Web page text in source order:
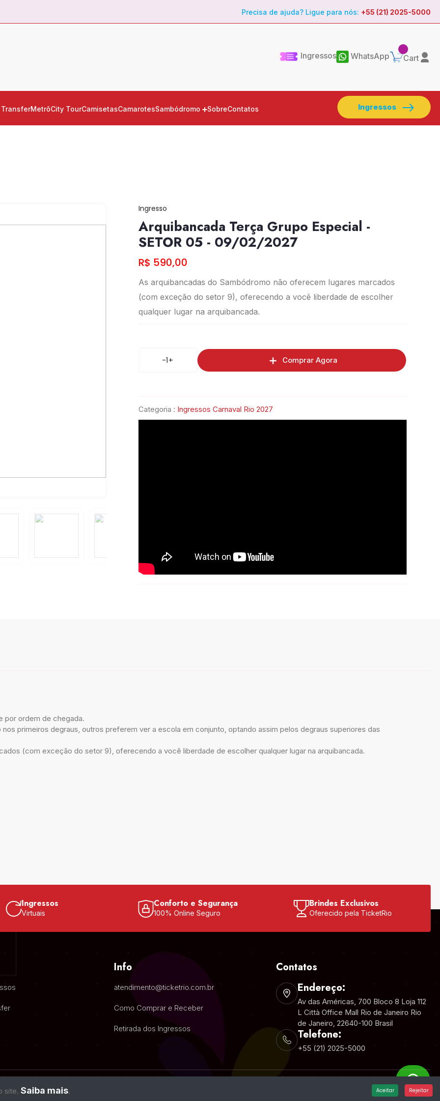
Precisa de ajuda? Ligue para nós: +55 (21) 2025-5000
Ingressos WhatsApp Cart
TransferMetrôCity TourCamisetasCamarotesSambódromo SobreContatos Ingressos
Ingresso
Arquibancada Terça Grupo Especial -
SETOR 05 - 09/02/2027
R$ 590,00
As arquibancadas do Sambódromo não oferecem lugares marcados
(com exceção do setor 9), oferecendo a você liberdade de escolher
qualquer lugar na arquibancada.
-1+ Comprar Agora
Categoria : Ingressos Carnaval Rio 2027
por ordem de chegada.
primeiros degraus, outros preferem ver a escola em conjunto, optando assim pelos degraus superiores das
(com exceção do setor 9), oferecendo a você liberdade de escolher qualquer lugar na arquibancada.
Ingressos
Virtuais
Conforto e Segurança
100% Online Seguro
Brindes Exclusivos
Oferecido pela TicketRio
Info
atendimento@ticketrio.com.br
Como Comprar e Receber
Retirada dos Ingressos
Contatos
Endereço:
Av das Américas, 700 Bloco 8 Loja 112
L Città Office Mall Rio de Janeiro Rio
de Janeiro, 22640-100 Brasil
Telefone:
+55 (21) 2025-5000
site. Saiba mais. Aceitar Rejeitar